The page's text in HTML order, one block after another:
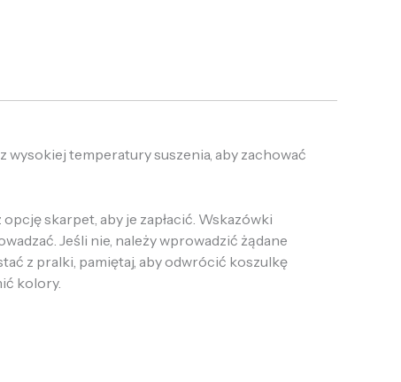
wysokiej temperatury suszenia, aby zachować
skarpet, aby je zapłacić. Wskazówki
Jeśli nie, należy wprowadzić żądane
z pralki, pamiętaj, aby odwrócić koszulkę
kolory.